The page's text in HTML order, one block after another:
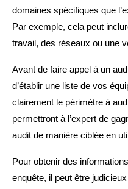
domaines spécifiques que
Par exemple, cela peut
travail, des réseaux ou une
Avant de faire appel à un
d’établir une liste de vos
clairement le périmètre à
permettront à l’expert de
audit de manière ciblée en
Pour obtenir des
enquête, il peut être